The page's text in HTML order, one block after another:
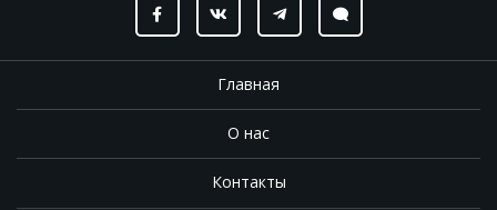
Главная
О нас
Контакты